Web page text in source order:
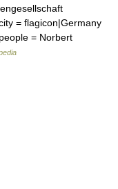
= flagicon|Germany
= Norbert